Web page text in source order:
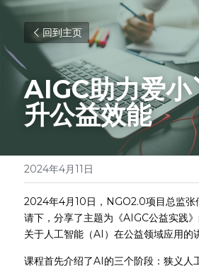
回到主页
AIGC助力爱小
升公益效能
2024年4月11日
2024年4月10日，NGO2.0项目总监张
请下，分享了主题为《AIGC公益实践
关于人工智能（AI）在公益领域应用的
课程首先介绍了AI的三个阶段：狭义